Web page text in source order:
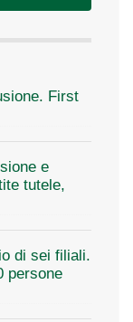
First
e
tutele,
di sei filiali.
persone